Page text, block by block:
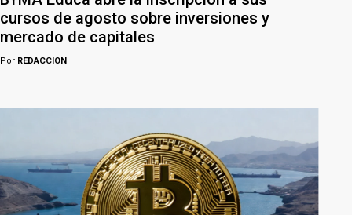
cursos de agosto sobre inversiones y
mercado de capitales
Por REDACCION